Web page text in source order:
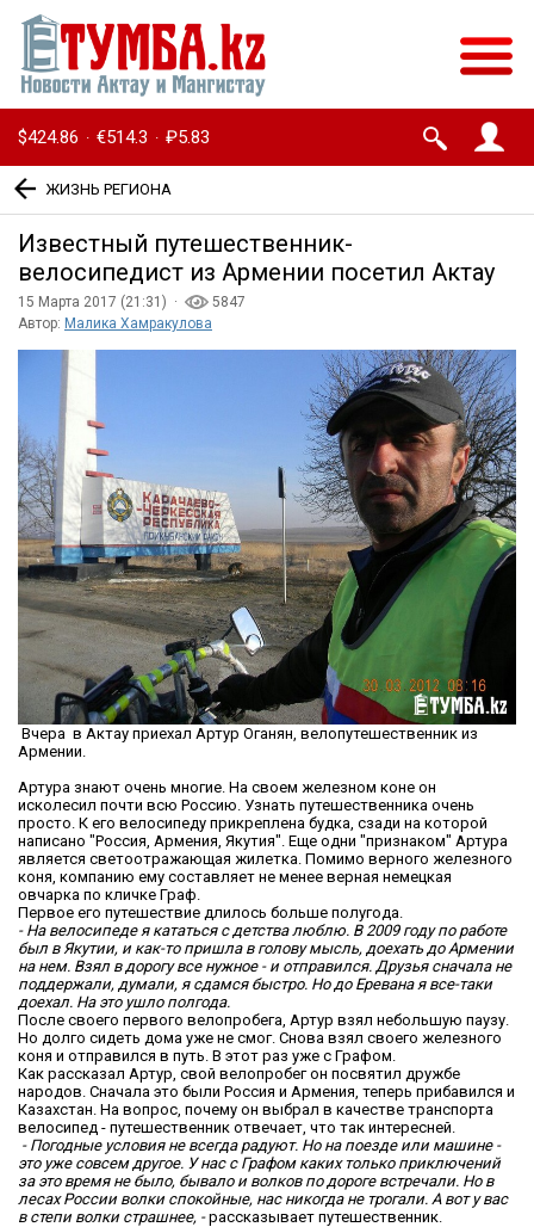
$424.86 · €514.3 · ₽5.83
ЖИЗНЬ РЕГИОНА
Известный путешественник-
велосипедист из Армении посетил Актау
15 Марта 2017 (21:31) ·
5847
Автор: Малика Хамракулова
Вчера в Актау приехал Артур Оганян, велопутешественник из
Армении.
Артура знают очень многие. На своем железном коне он
исколесил почти всю Россию. Узнать путешественника очень
просто. К его велосипеду прикреплена будка, сзади на которой
написано "Россия, Армения, Якутия". Еще одни "признаком" Артура
является светоотражающая жилетка. Помимо верного железного
коня, компанию ему составляет не менее верная немецкая
овчарка по кличке Граф.
Первое его путешествие длилось больше полугода.
- На велосипеде я кататься с детства люблю. В 2009 году по работе
был в Якутии, и как-то пришла в голову мысль, доехать до Армении
на нем. Взял в дорогу все нужное - и отправился. Друзья сначала не
поддержали, думали, я сдамся быстро. Но до Еревана я все-таки
доехал. На это ушло полгода.
После своего первого велопробега, Артур взял небольшую паузу.
Но долго сидеть дома уже не смог. Снова взял своего железного
коня и отправился в путь. В этот раз уже с Графом.
Как рассказал Артур, свой велопробег он посвятил дружбе
народов. Сначала это были Россия и Армения, теперь прибавился и
Казахстан. На вопрос, почему он выбрал в качестве транспорта
велосипед - путешественник отвечает, что так интересней.
- Погодные условия не всегда радуют. Но на поезде или машине -
это уже совсем другое. У нас с Графом каких только приключений
за это время не было, бывало и волков по дороге встречали. Но в
лесах России волки спокойные, нас никогда не трогали. А вот у вас
в степи волки страшнее, -рассказывает путешественник.